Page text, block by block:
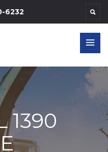
6232
1390